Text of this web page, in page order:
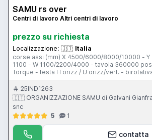
SAMU rs over
Centri di lavoro Altri centri di lavoro
prezzo su richiesta
Localizzazione: 🇮🇹 Italia
corse assi (mm) X 4500/6000/8000/10000 -
1100 - W 1100/2200/4000 - tavola 360000
Torque - testa H orizz / U orizz/vert. -
(A e C) - piano stolle a richiesta - posti
richiesta (Siemens - Heidenhaiin - Selca – ECS)
25IND1263
🇮🇹 ORGANIZZAZIONE SAMU di Galvani
snc
5
1
contatta